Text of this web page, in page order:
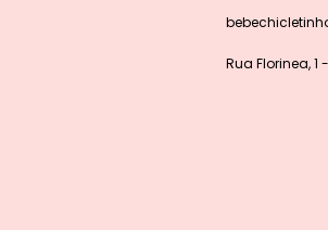
Rua Florinea,